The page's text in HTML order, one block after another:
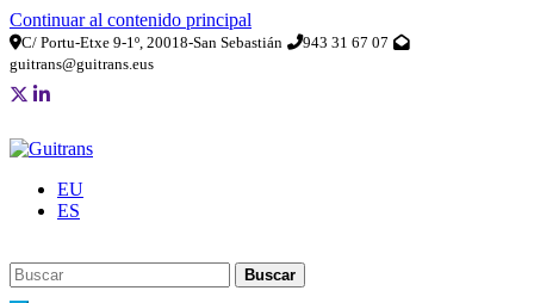
Continuar al contenido principal
C/ Portu-Etxe 9-1º, 20018-San Sebastián
943 31 67 07
guitrans@guitrans.eus
EU
ES
Buscar